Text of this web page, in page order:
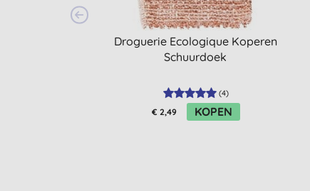
Droguerie Ecologique Koperen
Schuurdoek
(4)
€ 2,49 KOPEN